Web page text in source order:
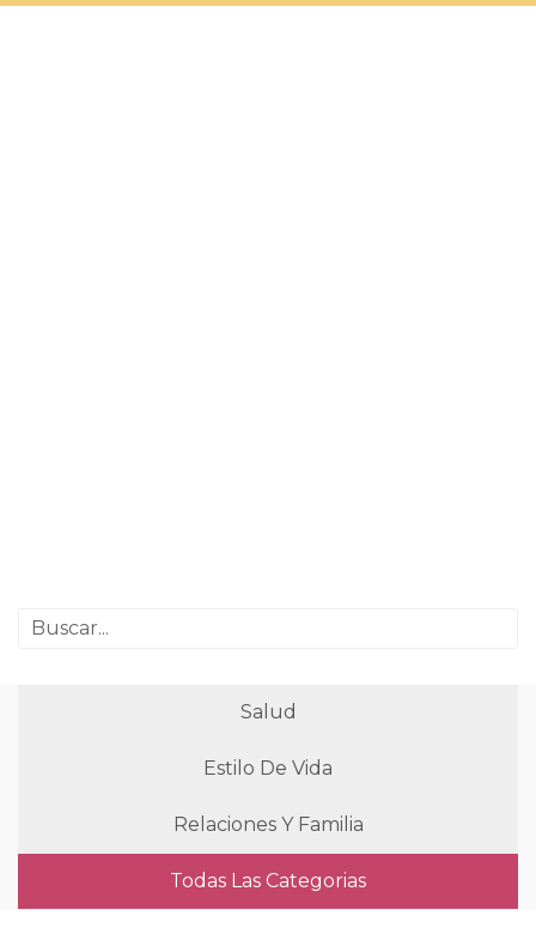
Salud
Estilo De Vida
Relaciones Y Familia
Todas Las Categorias